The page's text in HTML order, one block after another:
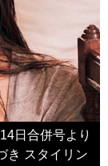
日合併号より
き スタイリン